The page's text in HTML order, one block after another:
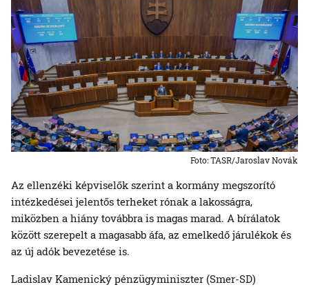
Foto: TASR/Jaroslav Novák
Az ellenzéki képviselők szerint a kormány megszorító
intézkedései jelentős terheket rónak a lakosságra,
miközben a hiány továbbra is magas marad. A bírálatok
között szerepelt a magasabb áfa, az emelkedő járulékok és
az új adók bevezetése is.
Ladislav Kamenický pénzügyminiszter (Smer-SD)